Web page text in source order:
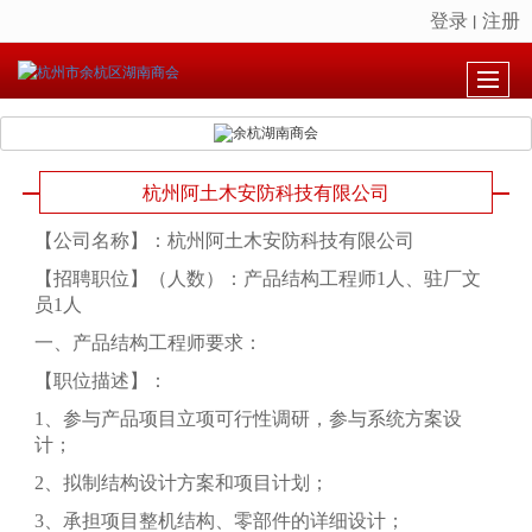
很遗憾，因您的浏览器版本过低导致无法获得最佳浏览体验，推荐下载安装谷歌浏览器！
登录 丨 注册
杭州阿土木安防科技有限公司
【公司名称】：杭州阿土木安防科技有限公司
【招聘职位】（人数）：产品结构工程师1人、驻厂文
员1人
一、产品结构工程师要求：
【职位描述】：
1、参与产品项目立项可行性调研，参与系统方案设
计；
2、拟制结构设计方案和项目计划；
3、承担项目整机结构、零部件的详细设计；